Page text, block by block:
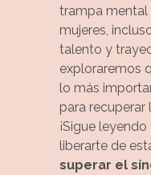
trampa mental
mujeres,
talento y
exploraremos
lo más
para recuperar
¡Sigue
liberarte de
superar el